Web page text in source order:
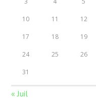
10 11 12
17 18 19
24 25 26
31
« Juil